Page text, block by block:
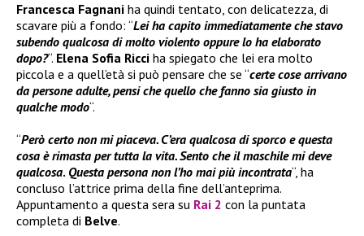
Francesca Fagnani ha quindi tentato, con delicatezza, di
scavare più a fondo: “Lei ha capito immediatamente che stavo
subendo qualcosa di molto violento oppure lo ha elaborato
dopo?“. Elena Sofia Ricci ha spiegato che lei era molto
piccola e a quell’età si può pensare che se “certe cose arrivano
da persone adulte, pensi che quello che fanno sia giusto in
qualche modo“.
“Però certo non mi piaceva. C’era qualcosa di sporco e questa
cosa è rimasta per tutta la vita. Sento che il maschile mi deve
qualcosa. Questa persona non l’ho mai più incontrata“, ha
concluso l’attrice prima della fine dell’anteprima.
Appuntamento a questa sera su Rai 2 con la puntata
completa di Belve.